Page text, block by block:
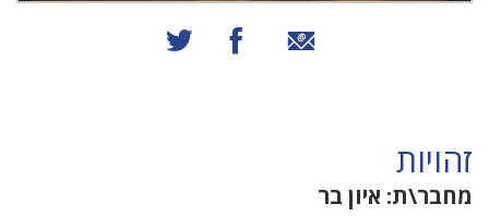
שיתוף באמצעות אימייל
שיתוף בפייסבוק
זהויות
מחבר\ת: איון בר